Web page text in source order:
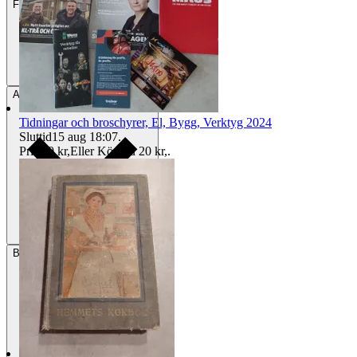
FraktFrån 59 kr
AvhämtningEnköping, Sverige
Betalning Via Tradera
Tidningar och broschyrer, El, Bygg, Verktyg 2024
Sluttid15 aug 18:07.
Pris:
10 kr,Eller Köp nu 20 kr,.